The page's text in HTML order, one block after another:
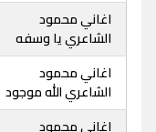
اغاني محمود
الشاعري يا وسفه
اغاني محمود
الشاعري الله موجود
اغاني محمود